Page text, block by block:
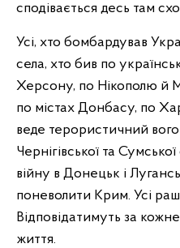
сподівається десь там
Усі, хто бомбардував
села, хто бив по
Херсону, по Нікополю й
по містах Донбасу, по
веде терористичний
Чернігівської та
війну в Донецьк і
поневолити Крим. Усі
Відповідатимуть за
життя.